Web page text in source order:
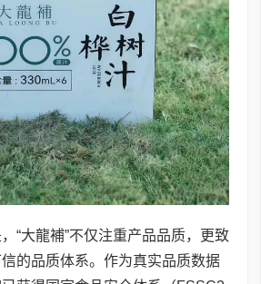
“大龍補”不仅注重产品品质，更致
的品质体系。作为真实品质数据